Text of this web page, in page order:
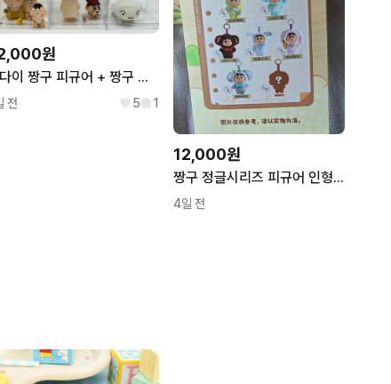
원
반다이 짱구 피규어 + 짱구 베이비 가챠
전 5 1
12,000원
짱구 정글시리즈 피규어 인형 키링
4일 전